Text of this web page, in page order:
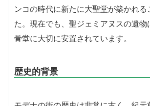
ンコの時代に新たに大聖堂が築かれる
た。現在でも、聖ジェミアヌスの遺物
骨堂に大切に安置されています。
歴史的背景